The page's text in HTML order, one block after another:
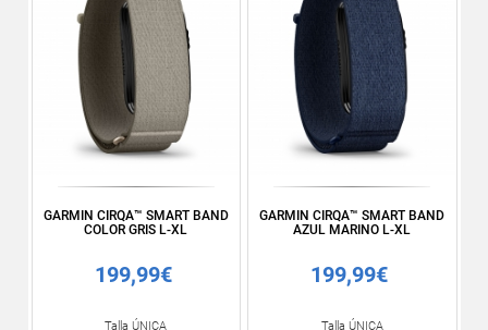
GARMIN CIRQA™ SMART BAND
COLOR GRIS L-XL
199,99€
Talla ÚNICA
GARMIN CIRQA™ SMART BAND
AZUL MARINO L-XL
199,99€
Talla ÚNICA